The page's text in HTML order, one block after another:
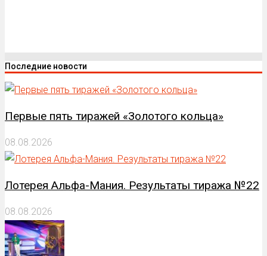
Последние новости
Первые пять тиражей «Золотого кольца»
08.08.2026
Лотерея Альфа-Мания. Результаты тиража №22
08.08.2026